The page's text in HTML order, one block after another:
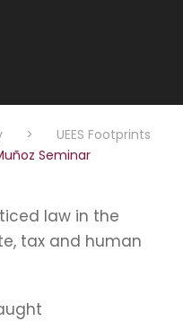
>
UEES Footprints
Seminar
law in the
tax and human